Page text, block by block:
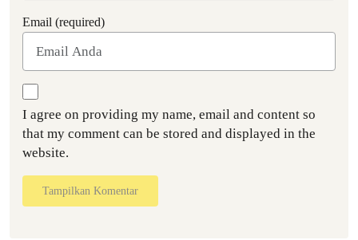
Email (required)
I agree on providing my name, email and content so
that my comment can be stored and displayed in the
website.
Tampilkan Komentar